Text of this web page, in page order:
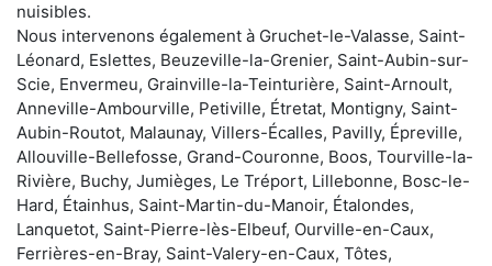
nuisibles.
Nous intervenons également à Gruchet-le-Valasse, Saint-
Léonard, Eslettes, Beuzeville-la-Grenier, Saint-Aubin-sur-
Scie, Envermeu, Grainville-la-Teinturière, Saint-Arnoult,
Anneville-Ambourville, Petiville, Étretat, Montigny, Saint-
Aubin-Routot, Malaunay, Villers-Écalles, Pavilly, Épreville,
Allouville-Bellefosse, Grand-Couronne, Boos, Tourville-la-
Rivière, Buchy, Jumièges, Le Tréport, Lillebonne, Bosc-le-
Hard, Étainhus, Saint-Martin-du-Manoir, Étalondes,
Lanquetot, Saint-Pierre-lès-Elbeuf, Ourville-en-Caux,
Ferrières-en-Bray, Saint-Valery-en-Caux, Tôtes,